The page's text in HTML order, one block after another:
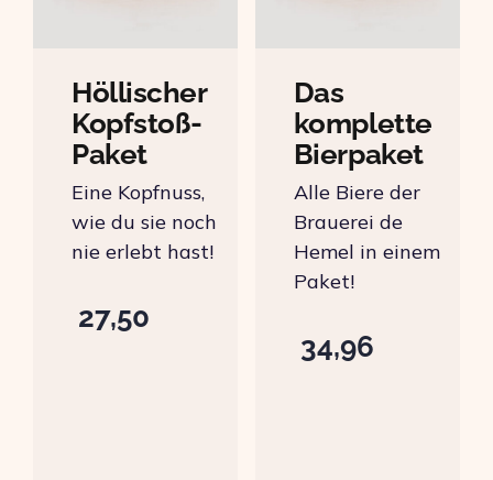
Höllischer
Kopfstoß-
Paket
Eine Kopfnuss,
wie du sie noch
nie erlebt hast!
27,50
Das
komplette
Bierpaket
Alle Biere der
Brauerei de
Hemel in einem
Paket!
34,96